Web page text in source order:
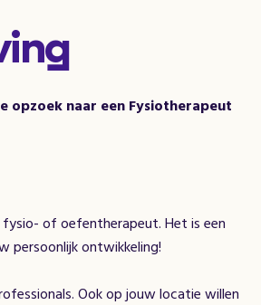
opzoek naar een Fysiotherapeut
of oefentherapeut. Het is een
persoonlijk ontwikkeling!
Ook op jouw locatie willen